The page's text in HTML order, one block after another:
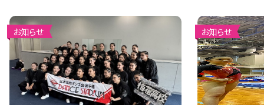
お知らせ お知らせ